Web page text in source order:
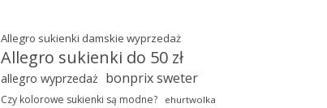
Allegro sukienki damskie wyprzedaż
Allegro sukienki do 50 zł
allegro wyprzedaż bonprix sweter
Czy kolorowe sukienki są modne? ehurtwolka